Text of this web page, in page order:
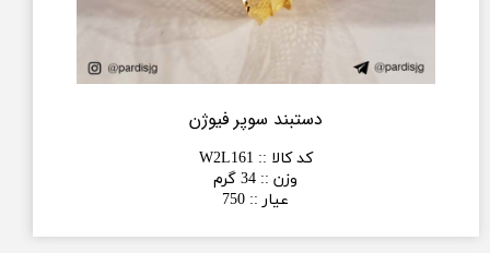
دستبند سوپر فیوژن
کد کالا ::
W2L161
وزن :: 34 گرم
عیار ::
750